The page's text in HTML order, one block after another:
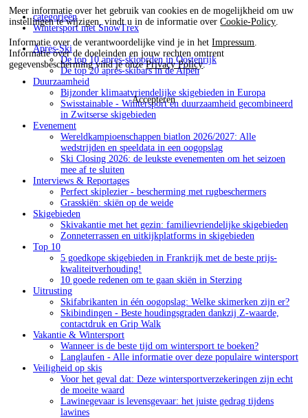
Meer informatie over het gebruik van cookies en de mogelijkheid om uw
instellingen te wijzigen, vindt u in de informatie overCookie-Policy
Informatie over de verantwoordelijke vind je in hetImpressum
Informatie over de doeleinden en jouw rechten omtrent
gegevensbescherming vind je onzePrivacy Policy.
Accepteren
categorieën
Wintersport met SnowTrex
Après-Ski
De top 10 après-skioorden in Oostenrijk
De top 20 après-skibars in de Alpen
Duurzaamheid
Bijzonder klimaatvriendelijke skigebieden in Europa
Swisstainable - Wintersport en duurzaamheid gecombineerd
in Zwitserse skigebieden
Evenement
Wereldkampioenschappen biatlon 2026/2027: Alle
wedstrijden en speeldata in een oogopslag
Ski Closing 2026: de leukste evenementen om het seizoen
mee af te sluiten
Interviews & Reportages
Perfect skiplezier - bescherming met rugbeschermers
Grasskiën: skiën op de weide
Skigebieden
Skivakantie met het gezin: familievriendelijke skigebieden
Zonneterrassen en uitkijkplatforms in skigebieden
Top 10
5 goedkope skigebieden in Frankrijk met de beste prijs-
kwaliteitverhouding!
10 goede redenen om te gaan skiën in Sterzing
Uitrusting
Skifabrikanten in één oogopslag: Welke skimerken zijn er?
Skibindingen - Beste houdingsgraden dankzij Z-waarde,
contactdruk en Grip Walk
Vakantie & Wintersport
Wanneer is de beste tijd om wintersport te boeken?
Langlaufen - Alle informatie over deze populaire wintersport
Veiligheid op skis
Voor het geval dat: Deze wintersportverzekeringen zijn echt
de moeite waard
Lawinegevaar is levensgevaar: het juiste gedrag tijdens
lawines